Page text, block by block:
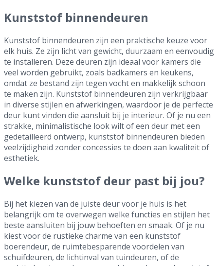
Kunststof binnendeuren
Kunststof binnendeuren zijn een praktische keuze voor
elk huis. Ze zijn licht van gewicht, duurzaam en eenvoudig
te installeren. Deze deuren zijn ideaal voor kamers die
veel worden gebruikt, zoals badkamers en keukens,
omdat ze bestand zijn tegen vocht en makkelijk schoon
te maken zijn. Kunststof binnendeuren zijn verkrijgbaar
in diverse stijlen en afwerkingen, waardoor je de perfecte
deur kunt vinden die aansluit bij je interieur. Of je nu een
strakke, minimalistische look wilt of een deur met een
gedetailleerd ontwerp, kunststof binnendeuren bieden
veelzijdigheid zonder concessies te doen aan kwaliteit of
esthetiek.
Welke kunststof deur past bij jou?
Bij het kiezen van de juiste deur voor je huis is het
belangrijk om te overwegen welke functies en stijlen het
beste aansluiten bij jouw behoeften en smaak. Of je nu
kiest voor de rustieke charme van een kunststof
boerendeur, de ruimtebesparende voordelen van
schuifdeuren, de lichtinval van tuindeuren, of de